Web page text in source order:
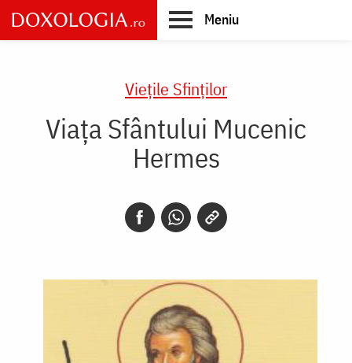
Skip
to
main
Meniu
Vieţile Sfinţilor
Viața Sfântului Mucenic
Hermes